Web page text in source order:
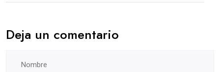
Deja un comentario